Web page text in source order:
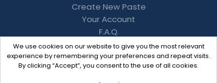
We use cookies on our website to give you the most relevant
experience by remembering your preferences and repeat visits.
By clicking “Accept”, you consent to the use of all cookies.
Create New Paste
Your Account
F.A.Q.
Recent
Contact